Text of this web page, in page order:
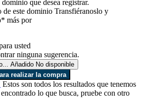
que desea registrar.
de este dominio Transfiéranoslo y
más por
usted
ninguna sugerencia.
Añadido No disponible
realizar la compra
Estos son todos los resultados que tenemos
lo que busca, pruebe con otro